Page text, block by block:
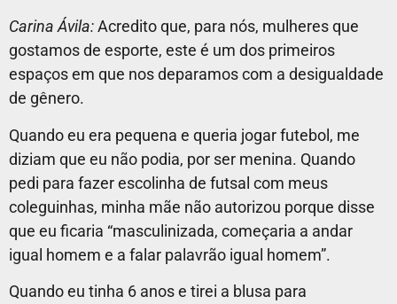
Carina Ávila:Acredito que, para nós, mulheres que
gostamos de esporte, este é um dos primeiros
espaços em que nos deparamos com a desigualdade
de gênero.
Quando eu era pequena e queria jogar futebol, me
diziam que eu não podia, por ser menina. Quando
pedi para fazer escolinha de futsal com meus
coleguinhas, minha mãe não autorizou porque disse
que eu ficaria “masculinizada, começaria a andar
igual homem e a falar palavrão igual homem”.
Quando eu tinha 6 anos e tirei a blusa para